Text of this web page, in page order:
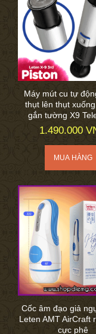
Máy mút cu tự
thụt lên thụt
gắn tường X9
1.490.000
Cốc âm đạo giả
Leten AMT AirCraft
cực phê